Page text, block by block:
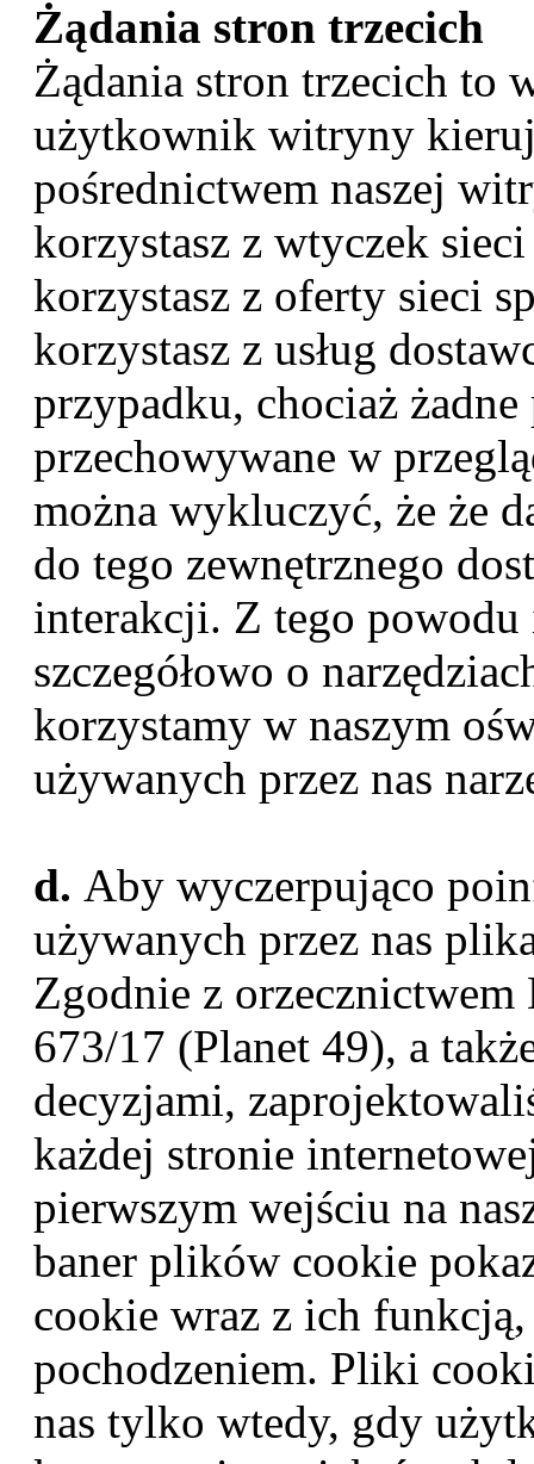
Żądania stron trzecich
Żądania stron trzecich to
użytkownik witryny
pośrednictwem naszej
korzystasz z wtyczek
korzystasz z oferty sieci
korzystasz z usług
przypadku, chociaż
przechowywane w
można wykluczyć, że że
do tego zewnętrznego
interakcji. Z tego
szczegółowo o
korzystamy w naszym
używanych przez nas
d. Aby wyczerpująco
używanych przez nas
Zgodnie z
673/17 (Planet 49), a
decyzjami,
każdej stronie
pierwszym wejściu na
baner plików cookie
cookie wraz z ich
pochodzeniem. Pliki
nas tylko wtedy, gdy